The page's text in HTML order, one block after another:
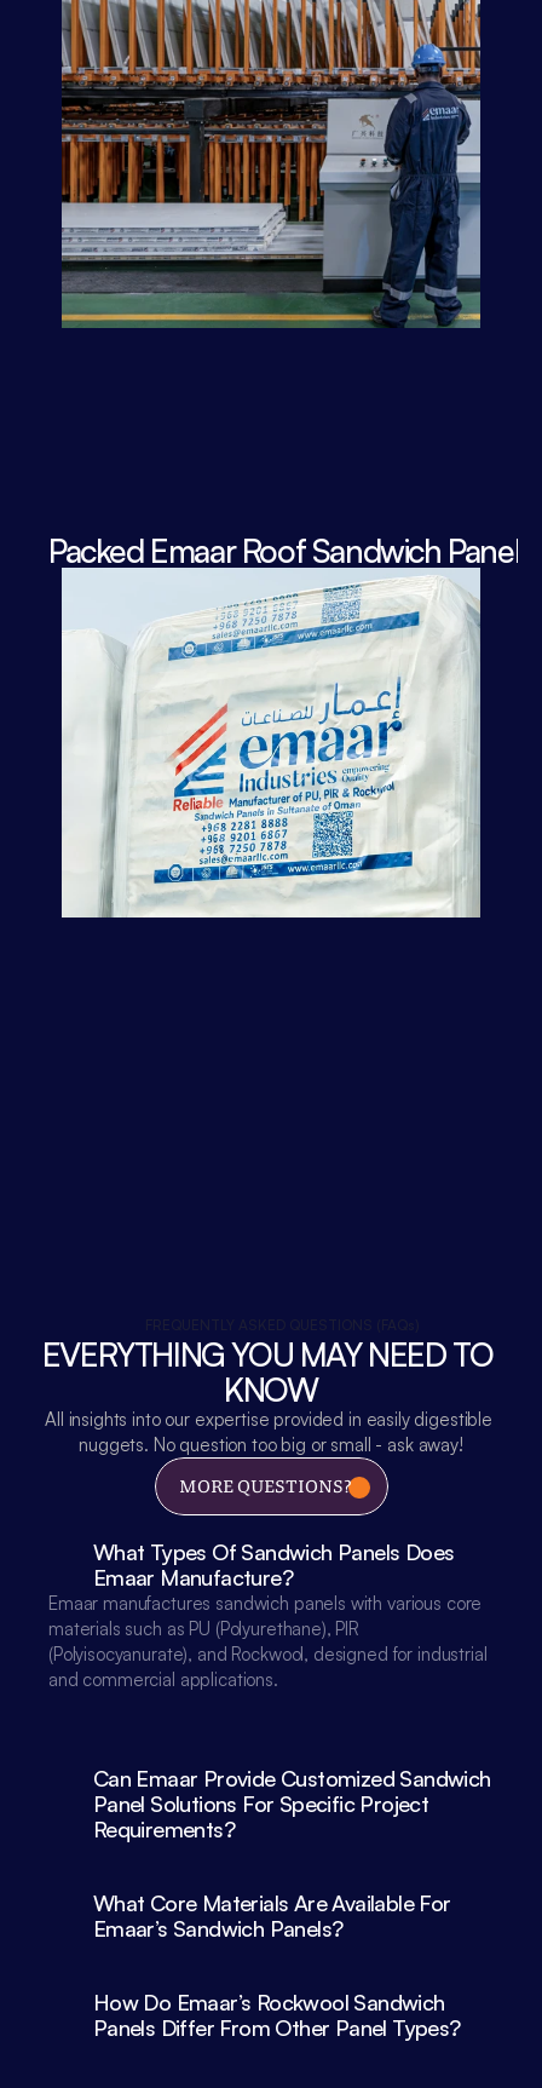
Packed Emaar Roof Sandwich Panels
EVERYTHING YOU MAY NEED TO
KNOW
All insights into our expertise provided in easily digestible
nuggets. No question too big or small - ask away!
MORE QUESTIONS?
What Types Of Sandwich Panels Does
Emaar Manufacture?
Emaar manufactures sandwich panels with various core
materials such as PU (Polyurethane), PIR
(Polyisocyanurate), and Rockwool, designed for industrial
and commercial applications.
Can Emaar Provide Customized Sandwich
Panel Solutions For Specific Project
Requirements?
What Core Materials Are Available For
Emaar’s Sandwich Panels?
How Do Emaar’s Rockwool Sandwich
Panels Differ From Other Panel Types?